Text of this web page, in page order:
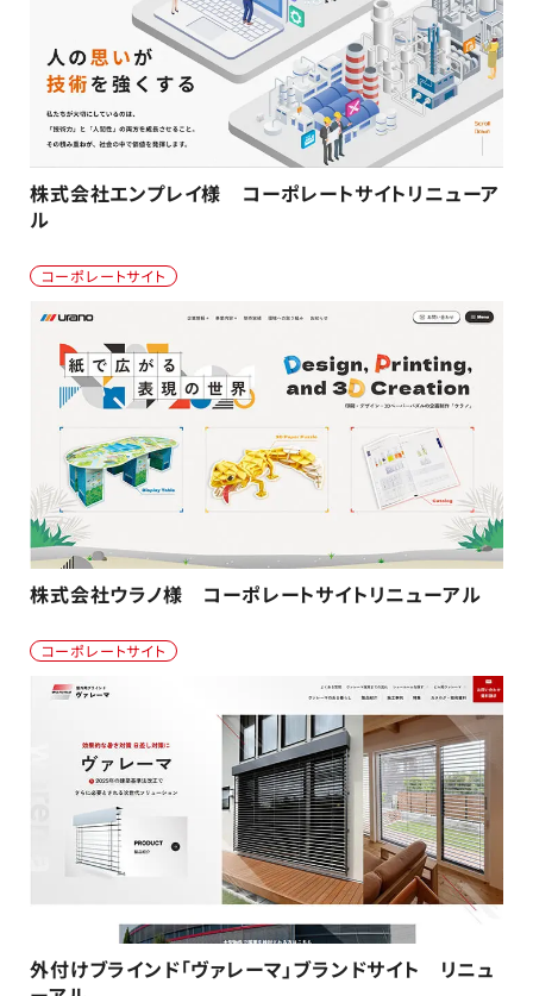
株式会社エンプレイ様 コーポレートサイトリニューア
ル
コーポレートサイト
株式会社ウラノ様 コーポレートサイトリニューアル
コーポレートサイト
外付けブラインド「ヴァレーマ」ブランドサイト リニュ